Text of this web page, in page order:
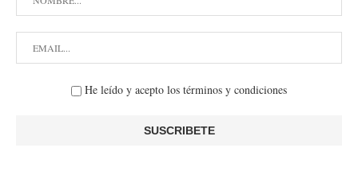
He leído y acepto los términos y condiciones